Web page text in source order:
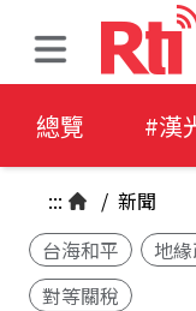
總覽 #漢
::: / 新聞
台海和平
地
對等關稅